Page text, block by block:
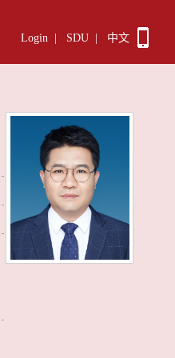
Login SDU 中文